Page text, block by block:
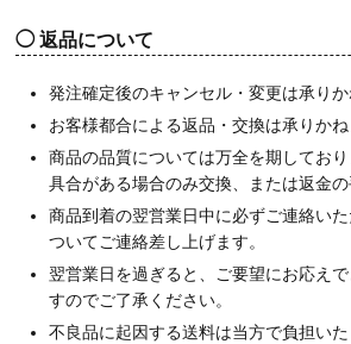
返品について
発注確定後のキャンセル・変更は承りか
お客様都合による返品・交換は承りかね
商品の品質については万全を期してお
具合がある場合のみ交換、または返金の
商品到着の翌営業日中に必ずご連絡い
ついてご連絡差し上げます。
翌営業日を過ぎると、ご要望にお応え
すのでご了承ください。
不良品に起因する送料は当方で負担いた